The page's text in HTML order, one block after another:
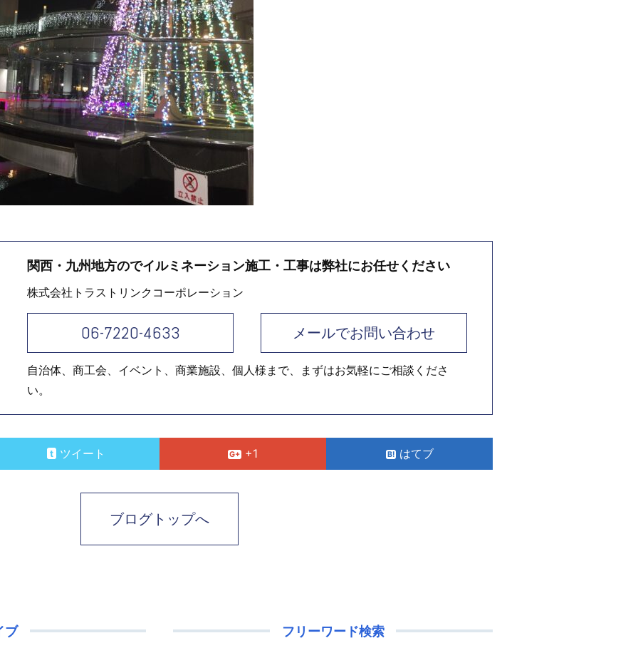
関西・九州地方のでイルミネーション施工・工事は弊社にお任せください
株式会社トラストリンクコーポレーション
06-7220-4633 メールでお問い合わせ
自治体、商工会、イベント、商業施設、個人様まで、まずはお気軽にご相談くださ
い。
ツイート +1 はてブ
ブログトップへ
ブ フリーワード検索